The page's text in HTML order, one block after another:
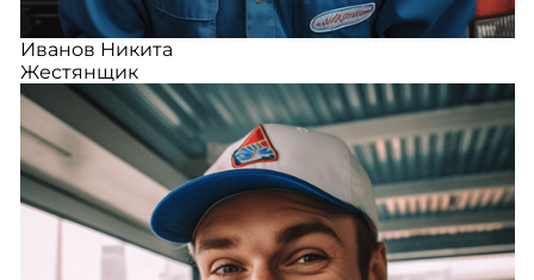
Иванов Никита
Жестянщик